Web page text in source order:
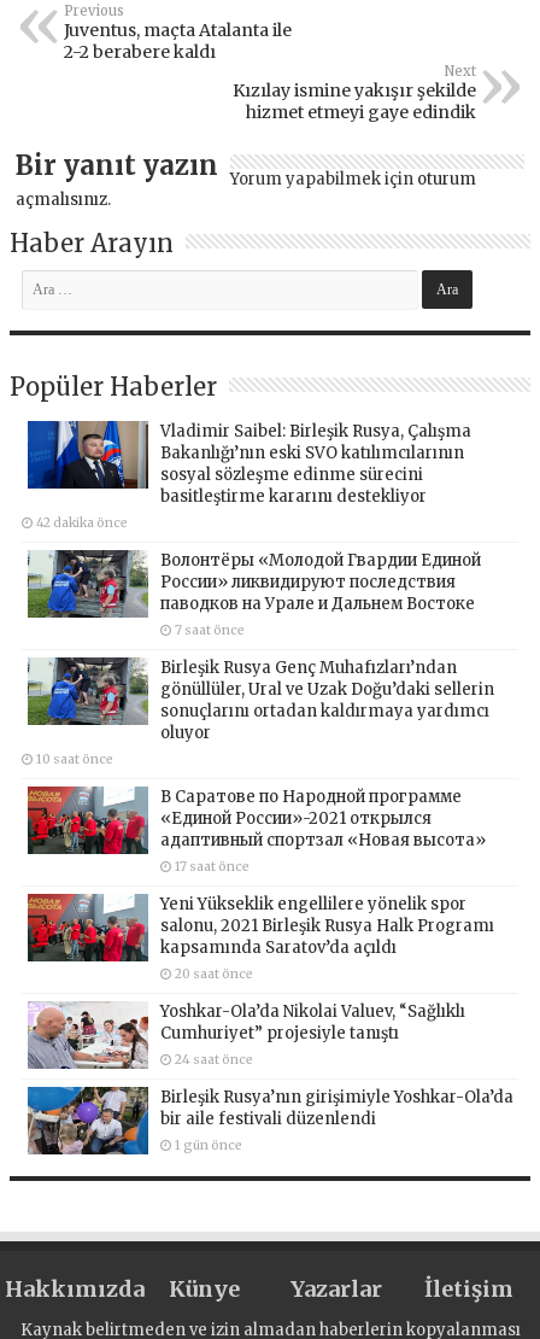
Previous
Juventus, maçta Atalanta ile
2-2 berabere kaldı
Next
Kızılay ismine yakışır şekilde
hizmet etmeyi gaye edindik
Bir yanıt yazın Yorum yapabilmek için oturum
açmalısınız.
Haber Arayın
Popüler Haberler
Vladimir Saibel: Birleşik Rusya, Çalışma
Bakanlığı’nın eski SVO katılımcılarının
sosyal sözleşme edinme sürecini
basitleştirme kararını destekliyor
42 dakika önce
Волонтёры «Молодой Гвардии Единой
России» ликвидируют последствия
паводков на Урале и Дальнем Востоке
7 saat önce
Birleşik Rusya Genç Muhafızları’ndan
gönüllüler, Ural ve Uzak Doğu’daki sellerin
sonuçlarını ortadan kaldırmaya yardımcı
oluyor
10 saat önce
В Саратове по Народной программе
«Единой России»-2021 открылся
адаптивный спортзал «Новая высота»
17 saat önce
Yeni Yükseklik engellilere yönelik spor
salonu, 2021 Birleşik Rusya Halk Programı
kapsamında Saratov’da açıldı
20 saat önce
Yoshkar-Ola’da Nikolai Valuev, “Sağlıklı
Cumhuriyet” projesiyle tanıştı
24 saat önce
Birleşik Rusya’nın girişimiyle Yoshkar-Ola’da
bir aile festivali düzenlendi
1 gün önce
Hakkımızda Künye Yazarlar İletişim
Kaynak belirtmeden ve izin almadan haberlerin kopyalanması